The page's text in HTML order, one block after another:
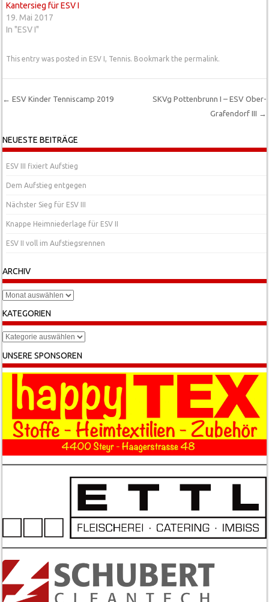
Kantersieg für ESV I
19. Mai 2017
In "ESV I"
This entry was posted in ESV I , Tennis. Bookmark the permalink.
← ESV Kinder Tenniscamp 2019
SKVg Pottenbrunn I – ESV Ober-
Grafendorf III →
NEUESTE BEITRÄGE
ESV III fixiert Aufstieg
Dem Aufstieg entgegen
Nächster Sieg für ESV III
Knappe Heimniederlage für ESV II
ESV II voll im Aufstiegsrennen
ARCHIV
Archiv
KATEGORIEN
Kategorien
UNSERE SPONSOREN